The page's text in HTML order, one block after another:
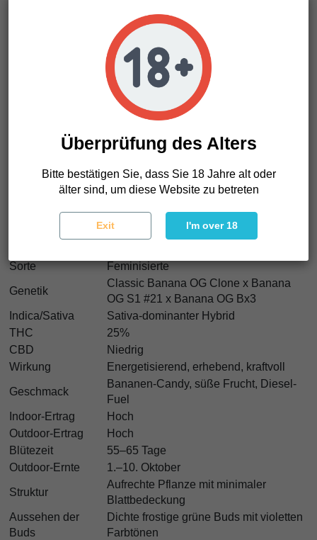
Energie. Zuerst schärft ein euphorischer Rush die
Stimmung und steigert die Kreativität. Danach sinkt der
Körper in geschmeidigen körperlichen Komfort, ohne
mentale Klarheit zu verlieren. Es fühlt sich an wie
warmes Sonnenlicht zu gehen, während dein ganzer
Körper mit ruhiger Energie vibriert.
Wenn du etwas Geschmackvolles, Produktives und Lautes
willst, ist das deine Wahl. Banana OG Samen liefern dichte
frostige Blüten, starke Resistenz und unvergessliche
Terpenintensität. Und ja, wir denken, dass Banana OG
Samen perfekt für Grower sind, die süße, fuel-lastige
Hybriden mit riesigem Bag Appeal suchen.
Banana OG Eigenschaften
Sorte Feminisierte
Genetik
Classic Banana OG Clone x Banana
OG S1 #21 x Banana OG Bx3
Indica/Sativa
Sativa-dominanter Hybrid
THC
25%
CBD
Niedrig
Wirkung
Energetisierend, erhebend, kraftvoll
Geschmack
Bananen-Candy, süße Frucht, Diesel-
Fuel
Indoor-Ertrag
Hoch
Outdoor-Ertrag
Hoch
Blütezeit
55–65 Tage
Outdoor-Ernte
1.–10. Oktober
Struktur
Aufrechte Pflanze mit minimaler
Blattbedeckung
Aussehen der
Buds
Dichte frostige grüne Buds mit violetten
Farbtönen
Überprüfung des Alters
Bitte bestätigen Sie, dass Sie 18 Jahre alt oder
älter sind, um diese Website zu betreten
Exit I'm over 18